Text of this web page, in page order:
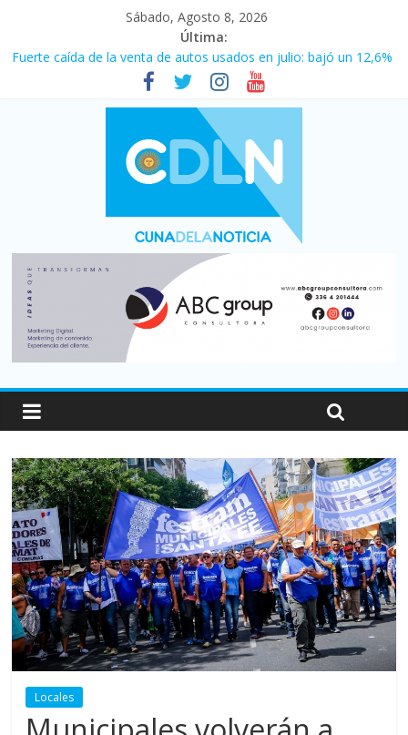
Sábado, Agosto 8, 2026
Última:
Fuerte caída de la venta de autos usados en julio: bajó un 12,6%
Central venció 1 a 0 al River de Coudet en el Monumental
La morosidad alcanzó su nivel más alto en dos décadas y ya
afecta a 400 mil deudores en Santa Fe
Desde que asumió Milei cerraron 41.000 kioscos: el sector
denuncia crisis como en 2001
Vacaciones de invierno con más movimiento y consumo
turístico: 4,6 millones de personas viajaron por el país, un 5,9%
Locales